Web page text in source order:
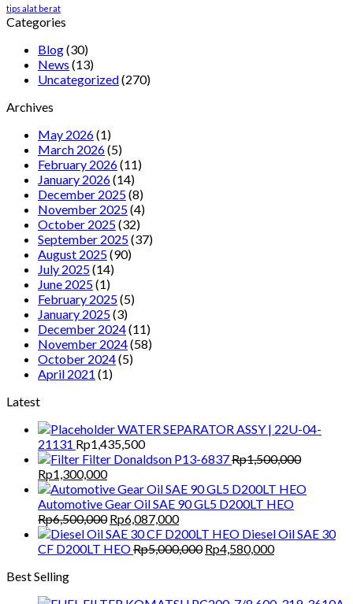
tips alat berat
Categories
Blog(30)
News (13)
Uncategorized(270)
Archives
May 2026(1)
March 2026(5)
February 2026(11)
January 2026(14)
December 2025(8)
November 2025(4)
October 2025(32)
September 2025(37)
August 2025(90)
July 2025(14)
June 2025(1)
February 2025(5)
January 2025(3)
December 2024(11)
November 2024(58)
October 2024(5)
April 2021 (1)
Latest
WATER SEPARATOR ASSY | 22U-04-
21131 Rp1,435,500
Filter Donaldson P13-6837Rp1,500,000
Original
price
was:
Rp1,500,000.
Rp1,300,000Current
price
is:
Rp1,300,000.
Automotive Gear Oil SAE 90 GL5 D200LT HEO
Rp6,500,000 Original
price
was:
Rp6,087,000Current
price
is:
Diesel Oil SAE 30
CF D200LT HEORp5,000,000 Original
Rp4,580,000Current
Best Selling